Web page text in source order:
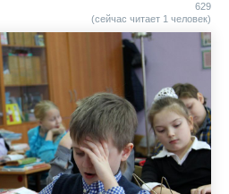
629
(сейчас читает 1 человек)